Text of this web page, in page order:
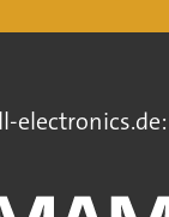
electronics.de: